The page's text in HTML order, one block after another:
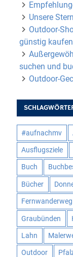
Unsere
Outdoor-
günstig
suchen und
Outdoor-
#aufnachmv
Ausflugsziele
Buch
Bücher
Fernwanderweg
Graubünden
Lahn
Outdoor